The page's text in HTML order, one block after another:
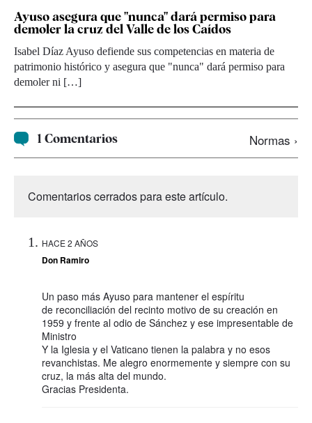
Ayuso asegura que "nunca" dará permiso para
demoler la cruz del Valle de los Caídos
Isabel Díaz Ayuso defiende sus competencias en materia de
patrimonio histórico y asegura que "nunca" dará permiso para
demoler ni […]
1 Comentarios Normas ›
Comentarios cerrados para este artículo.
HACE 2 AÑOS
Don Ramiro
Un paso más Ayuso para mantener el espíritu
de reconciliación del recinto motivo de su creación en
1959 y frente al odio de Sánchez y ese impresentable de
Ministro
Y la Iglesia y el Vaticano tienen la palabra y no esos
revanchistas. Me alegro enormemente y siempre con su
cruz, la más alta del mundo.
Gracias Presidenta.